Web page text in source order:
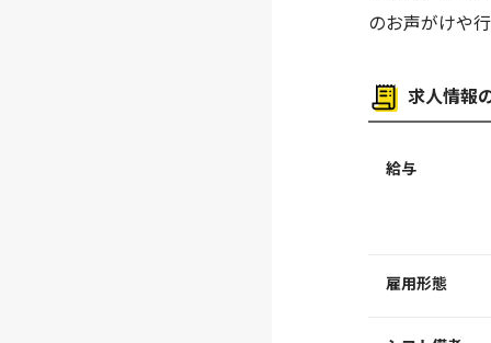
のお声がけや
求人情報
給与
雇用形態